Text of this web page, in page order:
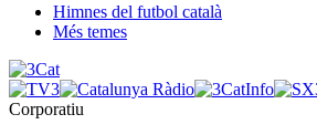
Himnes del futbol català
Més temes
Corporatiu